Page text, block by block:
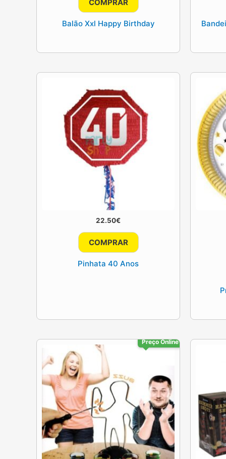
era:
9.90€.
é:
7.90€.
COMPRAR
Balão Xxl Happy Birthday
22.50€
COMPRAR
Pinhata 40 Anos
Preço Online